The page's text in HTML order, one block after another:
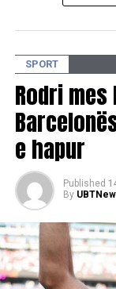
D.L
SPORT
Rodri
e hapur
Published
By